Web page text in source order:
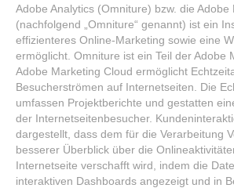
Adobe Analytics (Omniture) bzw. die Adobe
(nachfolgend „Omniture“ genannt) ist ein
effizienteres Online-Marketing sowie eine
ermöglicht. Omniture ist ein Teil der Adobe
Adobe Marketing Cloud ermöglicht
Besucherströmen auf Internetseiten. Die
umfassen Projektberichte und gestatten
der Internetseitenbesucher.
dargestellt, dass dem für die Verarbeitung
besserer Überblick über die
Internetseite verschafft wird, indem die
interaktiven Dashboards angezeigt und in